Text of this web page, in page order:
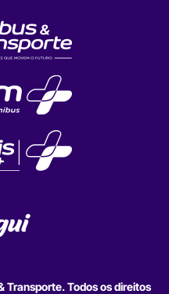
Todos os direitos